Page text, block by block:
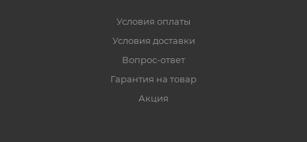
Условия оплаты
Условия доставки
Вопрос-ответ
Гарантия на товар
Акция